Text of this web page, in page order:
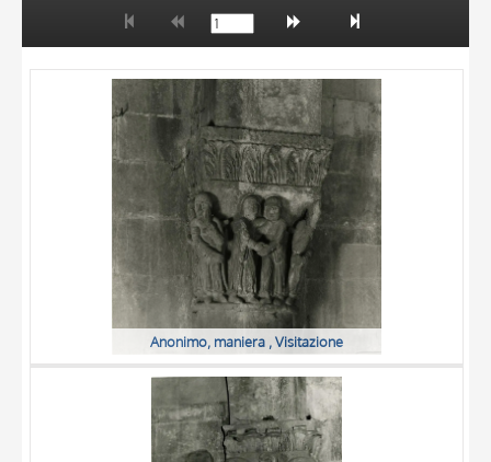
AUTHOR
LOCATION
DATE
Anonimo, maniera , Visitazione